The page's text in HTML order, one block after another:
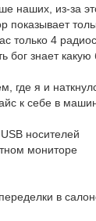
наших, из-за
показывает
только 4
знает
я и
к себе в
носителей
мониторе
в